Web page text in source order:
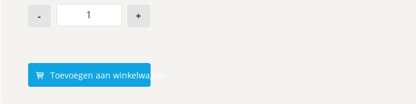
- +
Toevoegen aan winkelwagen